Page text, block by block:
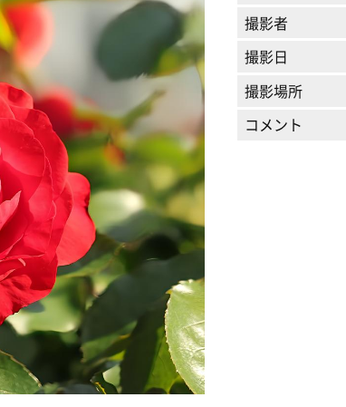
撮影者
撮影日
撮影場所
コメント